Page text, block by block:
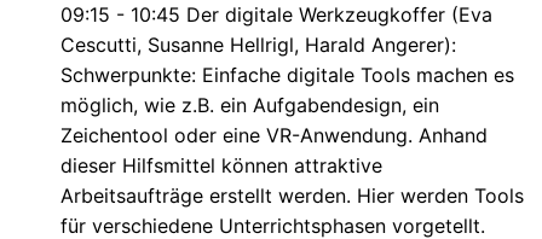
09:15 - 10:45 Der digitale Werkzeugkoffer (Eva
Cescutti, Susanne Hellrigl, Harald Angerer):
Schwerpunkte: Einfache digitale Tools machen es
möglich, wie z.B. ein Aufgabendesign, ein
Zeichentool oder eine VR-Anwendung. Anhand
dieser Hilfsmittel können attraktive
Arbeitsaufträge erstellt werden. Hier werden Tools
für verschiedene Unterrichtsphasen vorgetellt.